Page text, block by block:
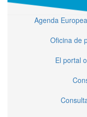
Agenda
Oficina de
El portal